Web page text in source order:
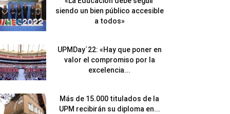
siendo un bien público accesible
a todos»
UPMDay´22: «Hay que poner en
valor el compromiso por la
excelencia...
Más de 15.000 titulados de la
UPM recibirán su diploma en...